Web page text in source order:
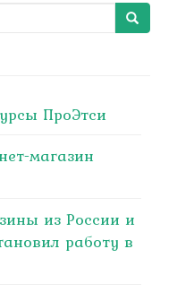
ПроЭтси
магазин
из России и
работу в